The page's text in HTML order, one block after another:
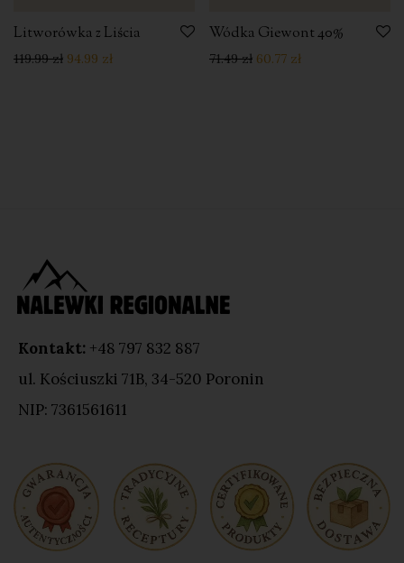
Litworówka z Liścia
119.99zł 94.99 zł
Wódka Giewont 40%
71.49zł 60.77 zł
Kontakt: +48 797 832 887
ul. Kościuszki 71B, 34-520 Poronin
NIP: 7361561611